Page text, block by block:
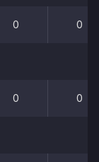
0 0
0 0